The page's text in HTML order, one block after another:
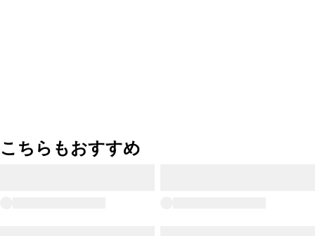
こちらもおすすめ